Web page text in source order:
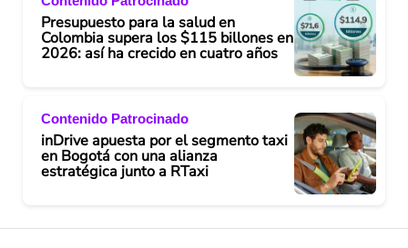
Presupuesto para la salud en
Colombia supera los $115 billones en
2026: así ha crecido en cuatro años
Contenido Patrocinado
inDrive apuesta por el segmento taxi
en Bogotá con una alianza
estratégica junto a RTaxi